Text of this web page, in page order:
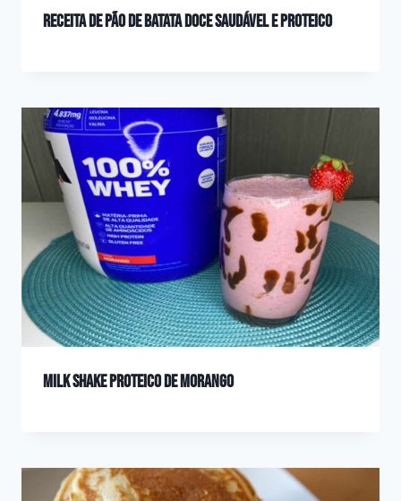
Receita de Pão de Batata Doce saudável e proteico
Milk Shake proteico de morango